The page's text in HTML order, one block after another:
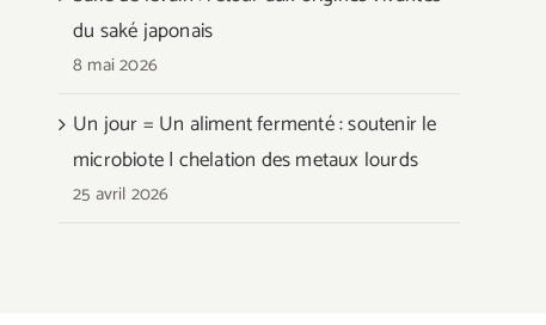
du saké japonais
8 mai 2026
Un jour = Un aliment fermenté : soutenir le
microbiote | chelation des metaux lourds
25 avril 2026